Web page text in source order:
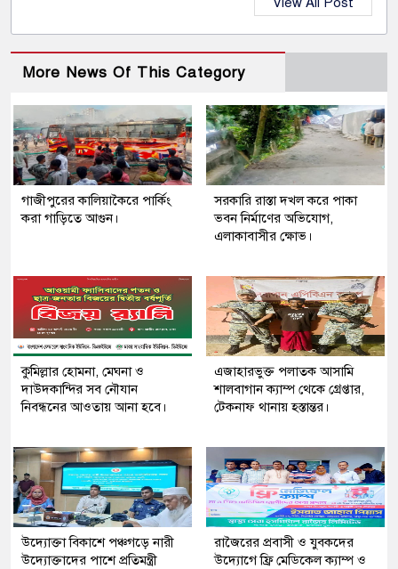
More News Of This Category
গাজীপুরের কালিয়াকৈরে পার্কিং
করা গাড়িতে আগুন।
সরকারি রাস্তা দখল করে পাকা
ভবন নির্মাণের অভিযোগ,
এলাকাবাসীর ক্ষোভ।
কুমিল্লার হোমনা, মেঘনা ও
দাউদকান্দির সব নৌযান
নিবন্ধনের আওতায় আনা হবে।
এজাহারভুক্ত পলাতক আসামি
শালবাগান ক্যাম্প থেকে গ্রেপ্তার,
টেকনাফ থানায় হস্তান্তর।
উদ্যোক্তা বিকাশে পঞ্চগড়ে নারী
উদ্যোক্তাদের পাশে প্রতিমন্ত্রী
রাজৈরের‌ প্রবাসী ও যুবকদের
উদ্যোগে ফ্রি মেডিকেল ক্যাম্প ও